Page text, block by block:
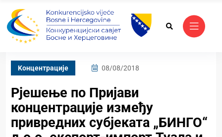
Kонцентрације 08/08/2018
Рјешење по Пријави
концентрације између
привредних субјеката „БИНГО“